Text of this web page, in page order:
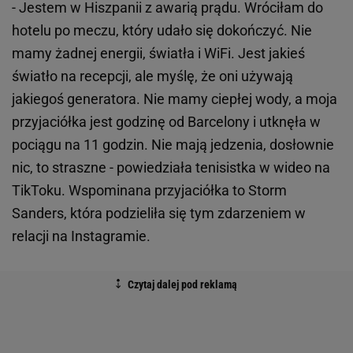
- Jestem w Hiszpanii z awarią prądu. Wróciłam do
hotelu po meczu, który udało się dokończyć. Nie
mamy żadnej energii, światła i WiFi. Jest jakieś
światło na recepcji, ale myślę, że oni używają
jakiegoś generatora. Nie mamy ciepłej wody, a moja
przyjaciółka jest godzinę od Barcelony i utknęła w
pociągu na 11 godzin. Nie mają jedzenia, dosłownie
nic, to straszne - powiedziała tenisistka w wideo na
TikToku. Wspominana przyjaciółka to Storm
Sanders, która podzieliła się tym zdarzeniem w
relacji na Instagramie.